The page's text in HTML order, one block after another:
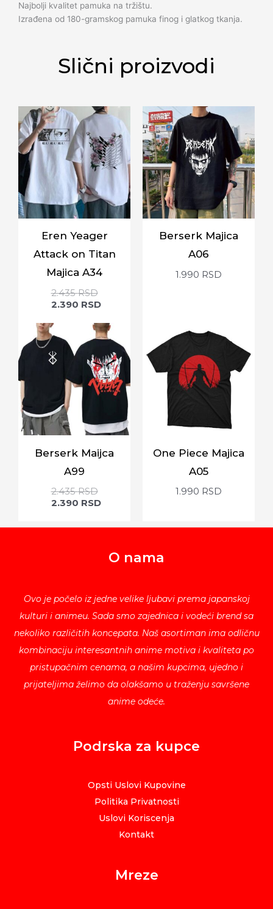
Najbolji kvalitet pamuka na tržištu.
Izrađena od 180-gramskog pamuka finog i glatkog tkanja.
Slični proizvodi
Eren Yeager
Attack on Titan
Majica A34
2.435RSD
2.390 RSD
Berserk Majica
A06
1.990 RSD
Berserk Maijca
A99
2.435RSD
2.390 RSD
One Piece Majica
A05
1.990 RSD
O nama
Ovo je počelo iz jedne velike ljubavi prema japanskoj
kulturi i animeu. Sada smo zajednica i vodeći brend sa
nekoliko različitih koncepata. Naš asortiman ima odličnu
kombinaciju interesantnih anime motiva i kvaliteta po
pristupačnim cenama, a našim kupcima, ujedno i
prijateljima želimo da olakšamo u traženju savršene
anime odeće.
Podrska za kupce
Opsti Uslovi Kupovine
Politika Privatnosti
Uslovi Koriscenja
Kontakt
Mreze